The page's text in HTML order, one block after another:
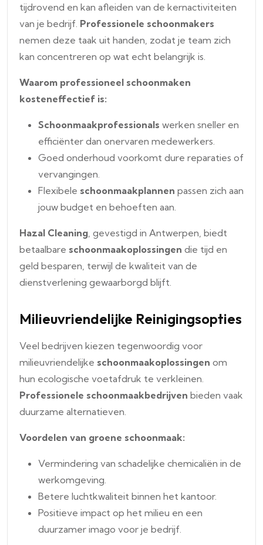
tijdrovend en kan afleiden van de kernactiviteiten
van je bedrijf. Professionele schoonmakers
nemen deze taak uit handen, zodat je team zich
kan concentreren op wat echt belangrijk is.
Waarom professioneel schoonmaken
kosteneffectief is:
Schoonmaakprofessionals werken sneller en
efficiënter dan onervaren medewerkers.
Goed onderhoud voorkomt dure reparaties of
vervangingen.
Flexibele schoonmaakplannen passen zich aan
jouw budget en behoeften aan.
Hazal Cleaning , gevestigd in Antwerpen, biedt
betaalbare schoonmaakoplossingen die tijd en
geld besparen, terwijl de kwaliteit van de
dienstverlening gewaarborgd blijft.
Milieuvriendelijke Reinigingsopties
Veel bedrijven kiezen tegenwoordig voor
milieuvriendelijke schoonmaakoplossingen om
hun ecologische voetafdruk te verkleinen.
Professionele schoonmaakbedrijven bieden vaak
duurzame alternatieven.
Voordelen van groene schoonmaak:
Vermindering van schadelijke chemicaliën in de
werkomgeving.
Betere luchtkwaliteit binnen het kantoor.
Positieve impact op het milieu en een
duurzamer imago voor je bedrijf.